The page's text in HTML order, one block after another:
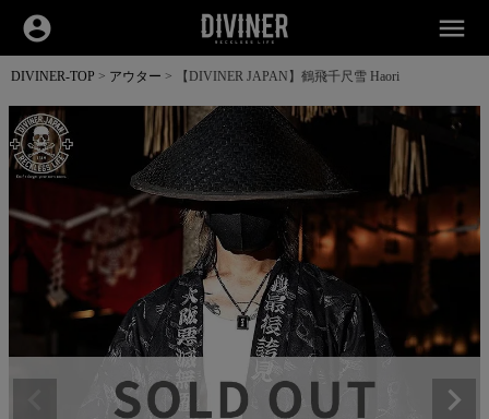
account_circle menu
DIVINER-TOP アウター 【DIVINER JAPAN】鶴飛千尺雪 Haori